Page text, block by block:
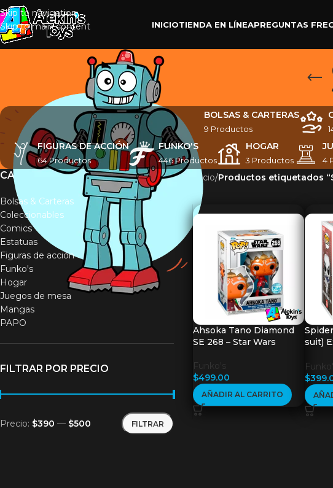
Skip to navigation
Skip to main content
INICIOTIENDA EN LÍNEAPREGUNTAS
BOLSAS & CARTERAS
9 Productos
FIGURAS DE ACCIÓN
64 Productos
FUNKO'S
446 Productos
HOGAR
3 Productos 4
CATEGORÍAS
Bolsas & Carteras
Coleccionables
Comics
Estatuas
Figuras de acción
Funko's
Hogar
Juegos de mesa
Mangas
PAPO
FILTRAR POR PRECIO
FILTRAR
Precio: $390 — $500
Inicio/Productos etiquetados
Ahsoka Tano Diamond
SE 268 – Star Wars
Funko's
$499.00
AÑADIR AL CARRITO
suit)
Man
$